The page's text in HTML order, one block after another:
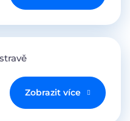
Zobrazit více